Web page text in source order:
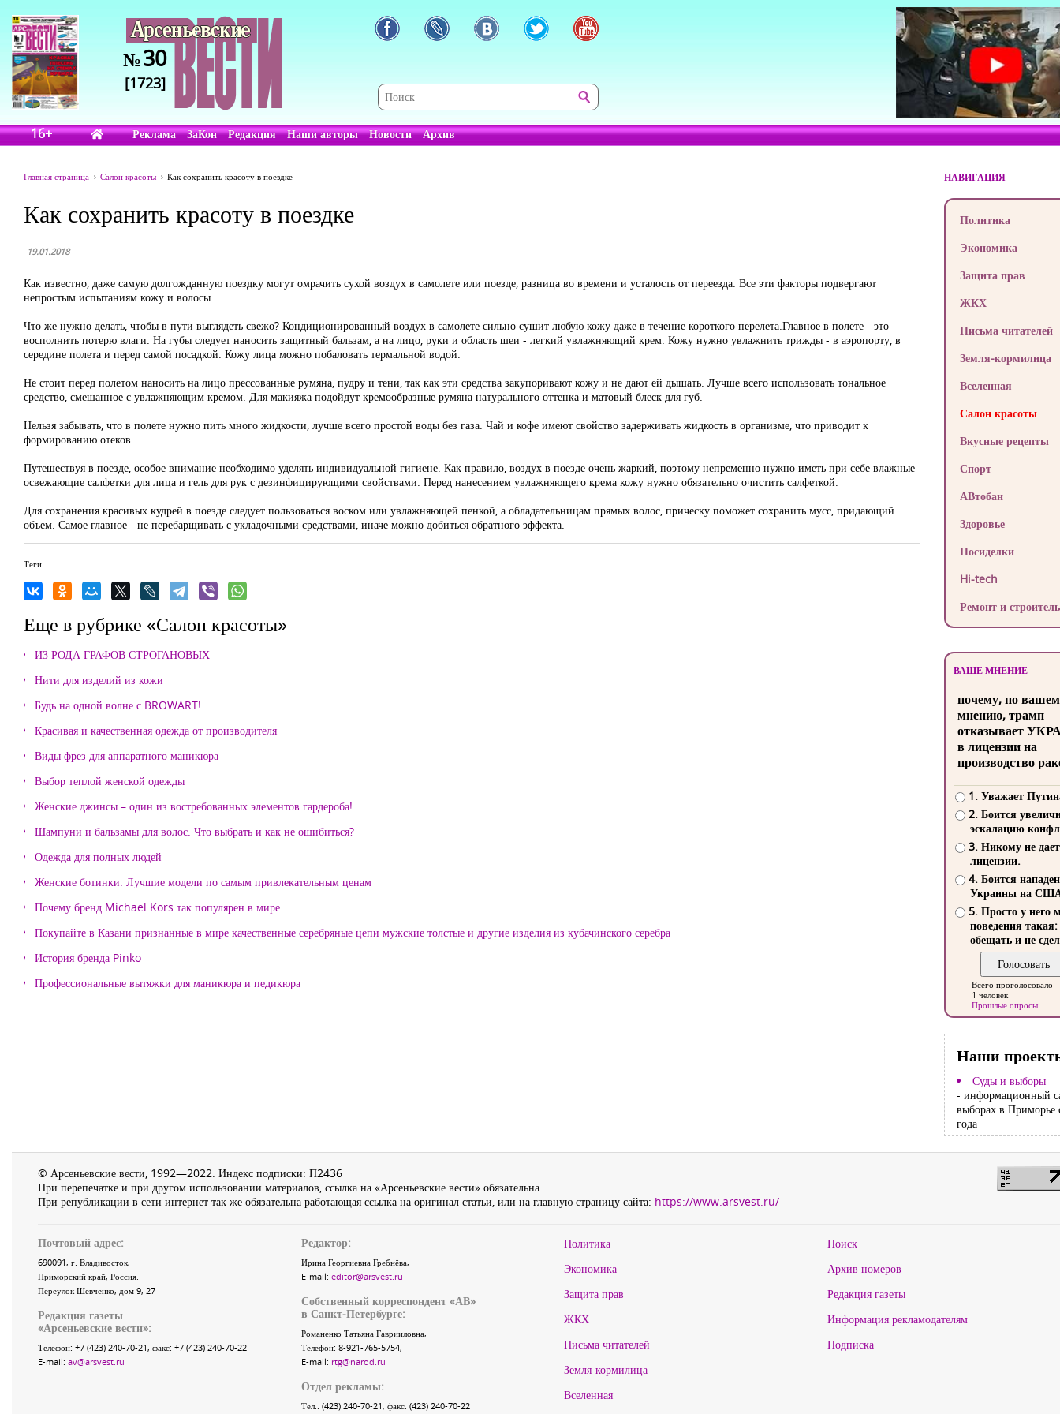
№30
[1723]
16+ Реклама ЗаКон Редакция Наши авторы Новости Архив
Главная страница Салон красоты Как сохранить красоту в поездке
Как сохранить красоту в поездке
19.01.2018
Как известно, даже самую долгожданную поездку могут омрачить сухой воздух в самолете или поезде, разница во времени и усталость от переезда. Все эти факторы подвергают
непростым испытаниям кожу и волосы.
Что же нужно делать, чтобы в пути выглядеть свежо? Кондиционированный воздух в самолете сильно сушит любую кожу даже в течение короткого перелета.Главное в полете - это
восполнить потерю влаги. На губы следует наносить защитный бальзам, а на лицо, руки и область шеи - легкий увлажняющий крем. Кожу нужно увлажнить трижды - в аэропорту, в
середине полета и перед самой посадкой. Кожу лица можно побаловать термальной водой.
Не стоит перед полетом наносить на лицо прессованные румяна, пудру и тени, так как эти средства закупоривают кожу и не дают ей дышать. Лучше всего использовать тональное
средство, смешанное с увлажняющим кремом. Для макияжа подойдут кремообразные румяна натурального оттенка и матовый блеск для губ.
Нельзя забывать, что в полете нужно пить много жидкости, лучше всего простой воды без газа. Чай и кофе имеют свойство задерживать жидкость в организме, что приводит к
формированию отеков.
Путешествуя в поезде, особое внимание необходимо уделять индивидуальной гигиене. Как правило, воздух в поезде очень жаркий, поэтому непременно нужно иметь при себе влажные
освежающие салфетки для лица и гель для рук с дезинфицирующими свойствами. Перед нанесением увлажняющего крема кожу нужно обязательно очистить салфеткой.
Для сохранения красивых кудрей в поезде следует пользоваться воском или увлажняющей пенкой, а обладательницам прямых волос, прическу поможет сохранить мусс, придающий
объем. Самое главное - не перебарщивать с укладочными средствами, иначе можно добиться обратного эффекта.
Теги:
Еще в рубрике «Салон красоты»
ИЗ РОДА ГРАФОВ СТРОГАНОВЫХ
Нити для изделий из кожи
Будь на одной волне с BROWART!
Красивая и качественная одежда от производителя
Виды фрез для аппаратного маникюра
Выбор теплой женской одежды
Женские джинсы – один из востребованных элементов гардероба!
Шампуни и бальзамы для волос. Что выбрать и как не ошибиться?
Одежда для полных людей
Женские ботинки. Лучшие модели по самым привлекательным ценам
Почему бренд Michael Kors так популярен в мире
Покупайте в Казани признанные в мире качественные серебряные цепи мужские толстые и другие изделия из кубачинского серебра
История бренда Pinko
Профессиональные вытяжки для маникюра и педикюра
НАВИГАЦИЯ
Политика
Экономика
Защита прав
ЖКХ
Письма читателей
Земля-кормилица
Вселенная
Салон красоты
Вкусные рецепты
Спорт
АВтобан
Здоровье
Посиделки
Hi-tech
Ремонт и
ВАШЕ МНЕНИЕ
почему, по
мнению, трамп
отказывает
в лицензии на
производство
1. Уважает
2. Боится
эскалацию
3. Никому не
лицензии.
4. Боится
Украины на
5. Просто у него
поведения такая:
обещать и не
Всего проголосовало
1 человек
Прошлые опросы
Наши
Суды и выборы
- информационный
выборах в Приморье
года
© Арсеньевские вести, 1992—2022. Индекс подписки: П2436
При перепечатке и при другом использовании материалов, ссылка на «Арсеньевские вести» обязательна.
При републикации в сети интернет так же обязательна работающая ссылка на оригинал статьи, или на главную страницу сайта: https://www.arsvest.ru/
Почтовый адрес:
690091, г. Владивосток,
Приморский край, Россия.
Переулок Шевченко, дом 9, 27
Редакция газеты
«Арсеньевские вести»:
Телефон: +7 (423) 240-70-21, факс: +7 (423) 240-70-22
E-mail: av@arsvest.ru
Редактор:
Ирина Георгиевна Гребнёва,
E-mail: editor@arsvest.ru
Собственный корреспондент «АВ»
в Санкт-Петербурге:
Романенко Татьяна Гаврииловна,
Телефон: 8-921-765-5754,
E-mail: rtg@narod.ru
Отдел рекламы:
Тел.: (423) 240-70-21, факс: (423) 240-70-22
Политика
Экономика
Защита прав
ЖКХ
Письма читателей
Земля-кормилица
Вселенная
Поиск
Архив номеров
Редакция газеты
Информация рекламодателям
Подписка